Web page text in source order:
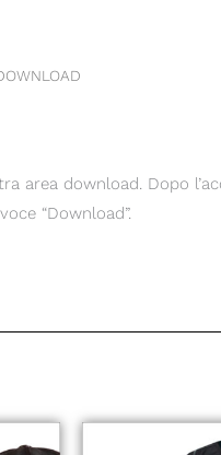
area download. Dopo
“Download”.